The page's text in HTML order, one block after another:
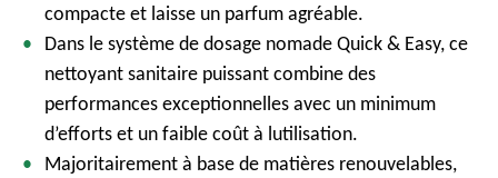
compacte et laisse un parfum agréable.
Dans le système de dosage nomade Quick & Easy, ce
nettoyant sanitaire puissant combine des
performances exceptionnelles avec un minimum
d’efforts et un faible coût à lutilisation.
Majoritairement à base de matières renouvelables,